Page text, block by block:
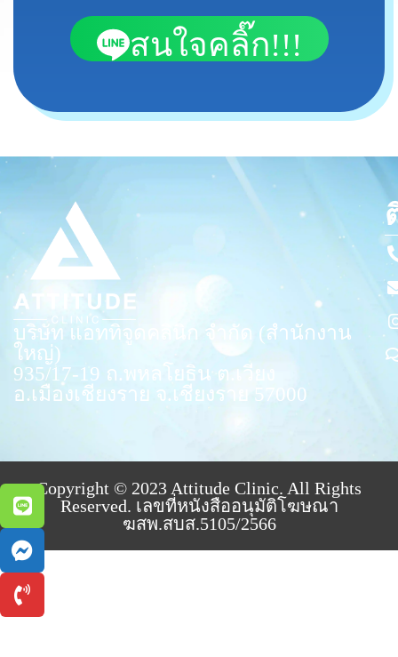
สนใจคลิ๊ก!!!
บริษัท แอททิจูดคลินิก จำกัด (สำนักงาน
ใหญ่)
935/17-19 ถ.พหลโยธิน ต.เวียง
อ.เมืองเชียงราย จ.เชียงราย 57000
Copyright © 2023 Attitude Clinic. All Rights
Reserved. เลขที่หนังสืออนุมัติโฆษณา
ฆสพ.สบส.5105/2566